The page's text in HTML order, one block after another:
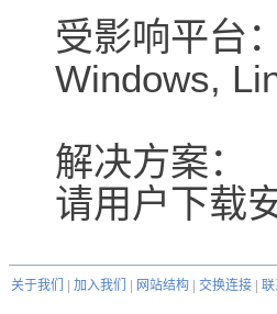
受影响平台：
Windows,
解决方案：
请用户下载
关于我们 加入我们 网站结构 交换连接
联